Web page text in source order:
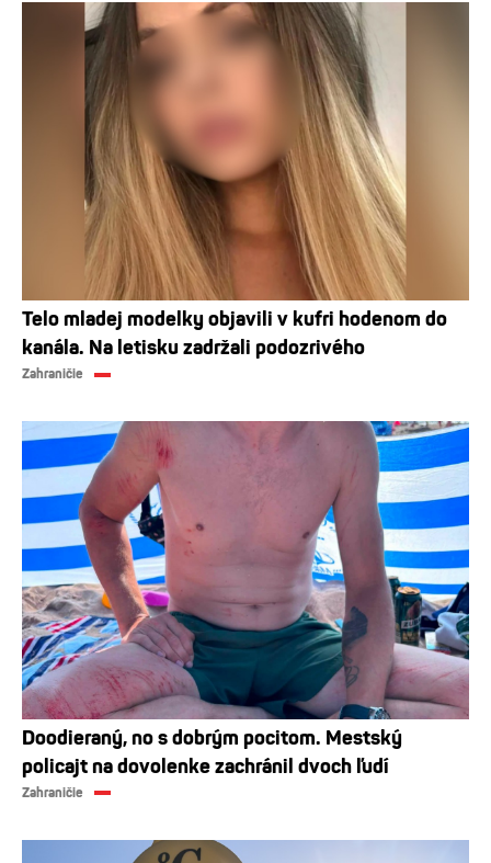
Telo mladej modelky objavili v kufri hodenom do
kanála. Na letisku zadržali podozrivého
Zahraničie
Doodieraný, no s dobrým pocitom. Mestský
policajt na dovolenke zachránil dvoch ľudí
Zahraničie